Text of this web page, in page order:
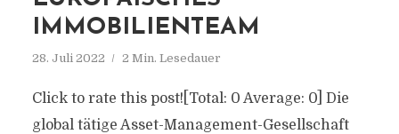
IMMOBILIENTEAM
28. Juli 2022 2 Min. Lesedauer
Click to rate this post![Total: 0 Average: 0] Die
global tätige Asset-Management-Gesellschaft